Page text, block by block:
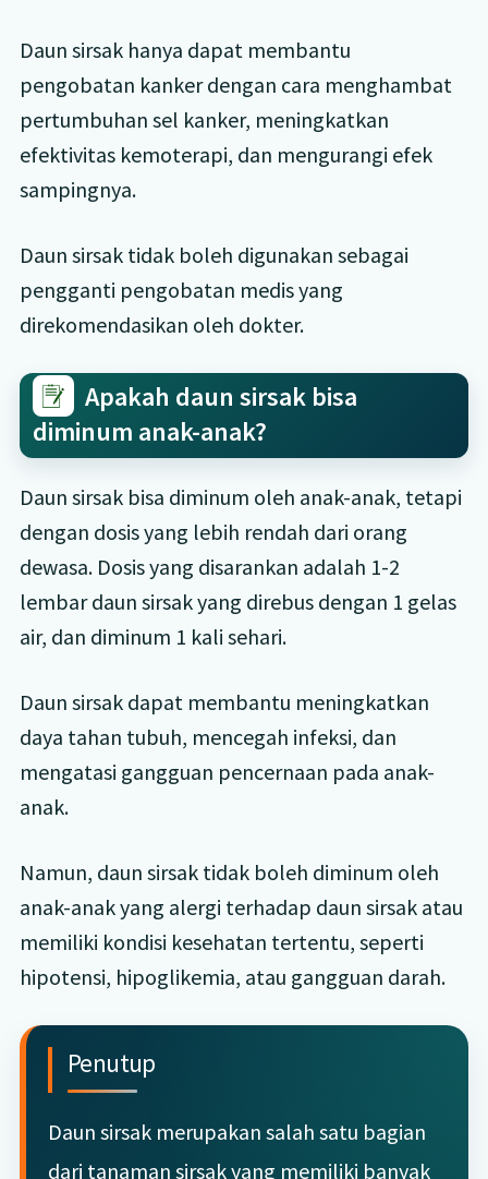
Daun sirsak hanya dapat membantu
pengobatan kanker dengan cara menghambat
pertumbuhan sel kanker, meningkatkan
efektivitas kemoterapi, dan mengurangi efek
sampingnya.
Daun sirsak tidak boleh digunakan sebagai
pengganti pengobatan medis yang
direkomendasikan oleh dokter.
Apakah daun sirsak bisa
diminum anak-anak?
Daun sirsak bisa diminum oleh anak-anak, tetapi
dengan dosis yang lebih rendah dari orang
dewasa. Dosis yang disarankan adalah 1-2
lembar daun sirsak yang direbus dengan 1 gelas
air, dan diminum 1 kali sehari.
Daun sirsak dapat membantu meningkatkan
daya tahan tubuh, mencegah infeksi, dan
mengatasi gangguan pencernaan pada anak-
anak.
Namun, daun sirsak tidak boleh diminum oleh
anak-anak yang alergi terhadap daun sirsak atau
memiliki kondisi kesehatan tertentu, seperti
hipotensi, hipoglikemia, atau gangguan darah.
Penutup
Daun sirsak merupakan salah satu bagian
dari tanaman sirsak yang memiliki banyak